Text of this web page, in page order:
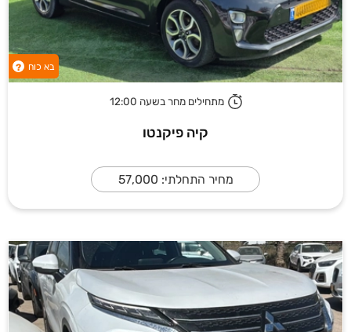
בא כוח ?
מתחילים מחר בשעה 12:00
קיה פיקנטו
מחיר התחלתי: 57,000